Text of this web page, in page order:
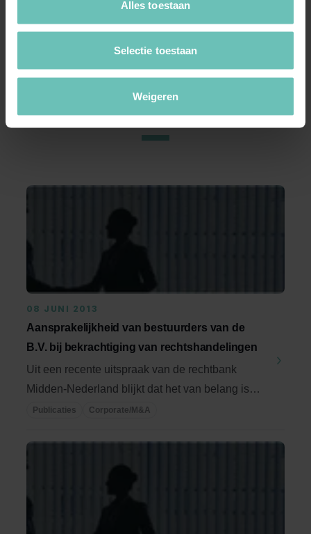
Alles toestaan
Selectie toestaan
Weigeren
Meer nieuws
08 JUNI 2013
Aansprakelijkheid van bestuurders van de
B.V. bij bekrachtiging van rechtshandelingen
Uit een recente uitspraak van de rechtbank
Midden-Nederland blijkt dat het van belang is
om een ...
Publicaties Corporate/M&A